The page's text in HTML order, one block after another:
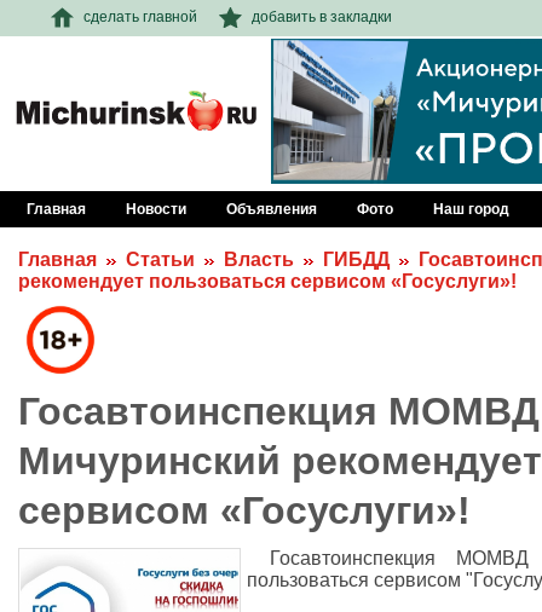
сделать главной добавить в закладки
Главная Новости Объявления Фото Наш город
Главная Статьи Власть ГИБДД
рекомендует пользоваться сервисом «Госуслуги»!
Госавтоинспекция
Мичуринский
сервисом «Госуслуги»!
Госавтоинспекция МОМВД
пользоваться сервисом